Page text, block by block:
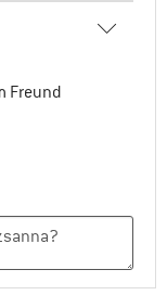
Freund